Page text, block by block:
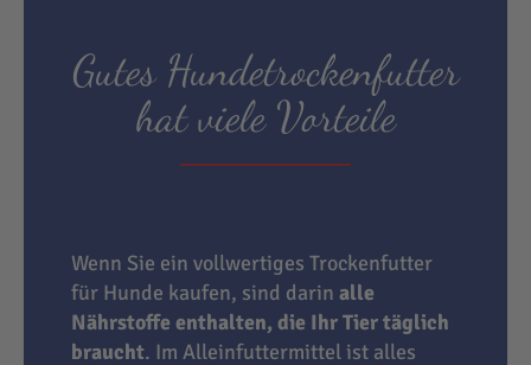
Gutes Hundetrockenfutter
hat viele Vorteile
Wenn Sie ein vollwertiges Trockenfutter
für Hunde kaufen, sind darin alle
Nährstoffe enthalten, die Ihr Tier täglich
braucht. Im Alleinfuttermittel ist alles